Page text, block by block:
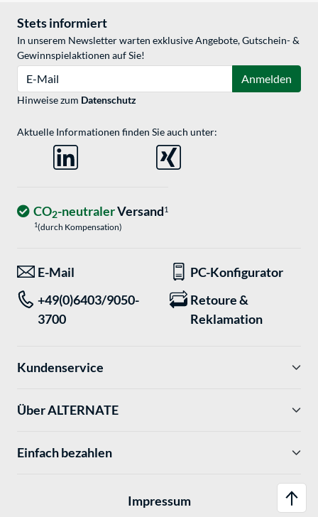
Stets informiert
In unserem Newsletter warten exklusive Angebote, Gutschein- &
Gewinnspielaktionen auf Sie!
Anmelden
Hinweise zum Datenschutz
Aktuelle Informationen finden Sie auch unter:
CO2-neutralerVersand1
1(durch Kompensation)
E-Mail
PC-Konfigurator
+49(0)6403/9050-
3700
Retoure &
Reklamation
Kundenservice
Über ALTERNATE
Einfach bezahlen
Impressum